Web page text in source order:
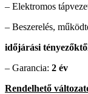
– Elektromos
– Beszerelés,
időjárási
– Garancia: 2 év
Rendelhető